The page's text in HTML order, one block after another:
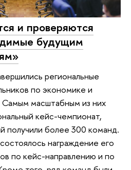
и проверяются
будущим
региональные
по экономике и
Самым масштабным из них
кейс-чемпионат,
получили более 300 команд.
награждение его
по кейс-направлению и по